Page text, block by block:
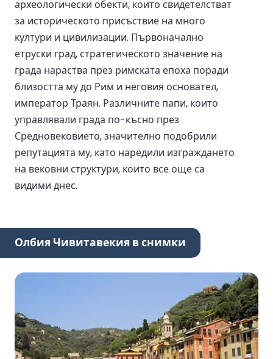
археологически обекти, които свидетелстват
за историческото присъствие на много
култури и цивилизации. Първоначално
етруски град, стратегическото значение на
града нараства през римската епоха поради
близостта му до Рим и неговия основател,
император Траян. Различните папи, които
управлявали града по-късно през
Средновековието, значително подобрили
репутацията му, като наредили изграждането
на вековни структури, които все още са
видими днес.
Олбия Чивитавекия в снимки